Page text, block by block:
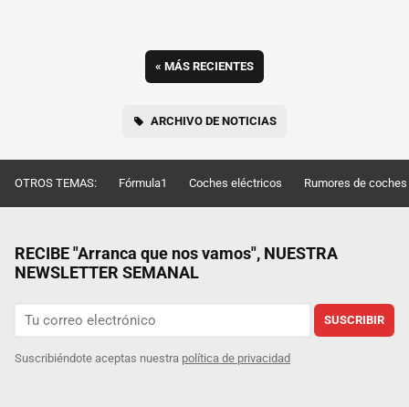
« MÁS RECIENTES
ARCHIVO DE NOTICIAS
OTROS TEMAS: Fórmula1 Coches eléctricos Rumores de coches
RECIBE "Arranca que nos vamos", NUESTRA
NEWSLETTER SEMANAL
SUSCRIBIR
Suscribiéndote aceptas nuestra política de privacidad